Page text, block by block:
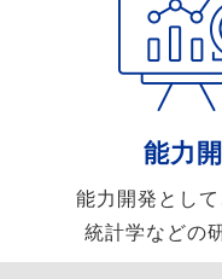
能力
能力開発として
統計学などの